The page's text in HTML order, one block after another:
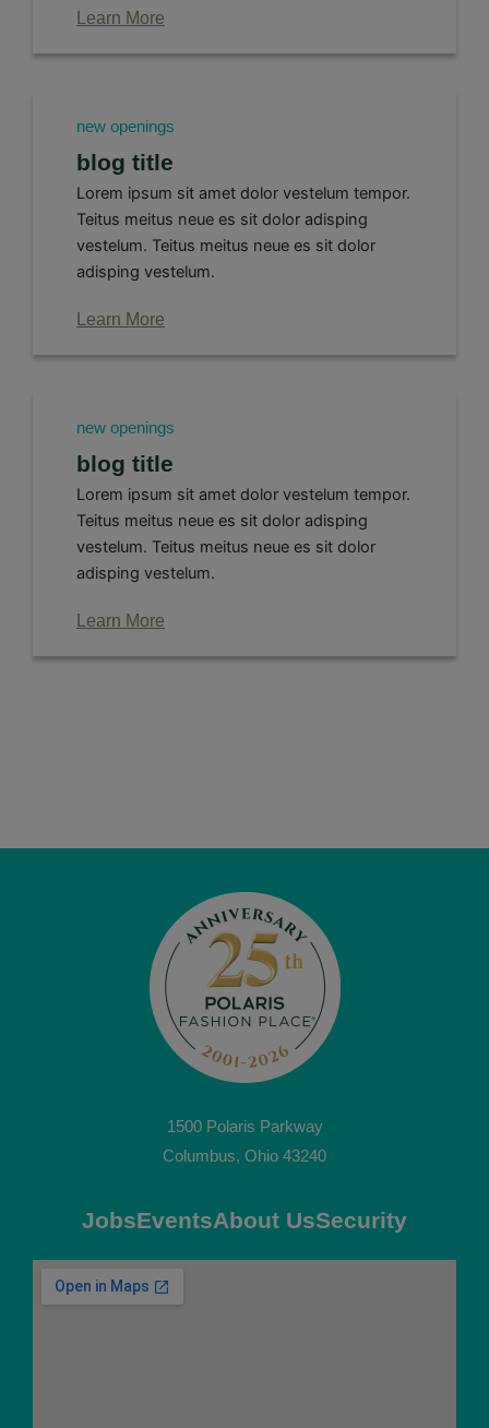
Learn More
new openings
blog title
Lorem ipsum sit amet dolor vestelum tempor.
Teitus meitus neue es sit dolor adisping
vestelum. Teitus meitus neue es sit dolor
adisping vestelum.
Learn More
new openings
blog title
Lorem ipsum sit amet dolor vestelum tempor.
Teitus meitus neue es sit dolor adisping
vestelum. Teitus meitus neue es sit dolor
adisping vestelum.
Learn More
1500 Polaris Parkway
Columbus, Ohio 43240
JobsEventsAbout UsSecurity